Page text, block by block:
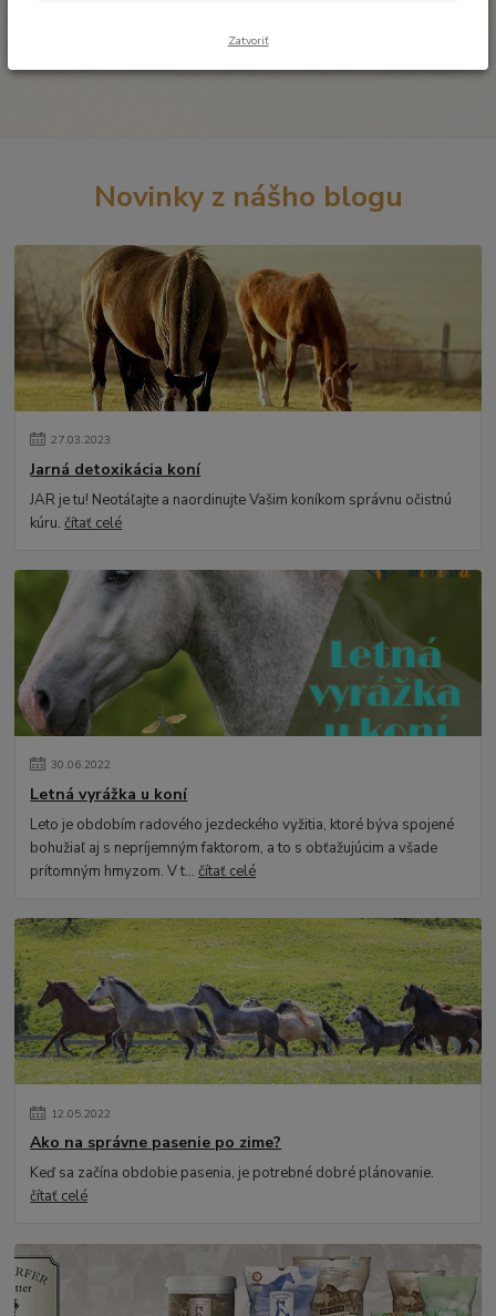
Novinky z nášho blogu
27.03.2023
Jarná detoxikácia koní
JAR je tu! Neotáľajte a naordinujte Vašim koníkom správnu očistnú
kúru.čítať celé
30.06.2022
Letná vyrážka u koní
Leto je obdobím radového jezdeckého vyžitia, ktoré býva spojené
bohužiaľ aj s nepríjemným faktorom, a to s obťažujúcim a všade
prítomným hmyzom. V t...čítať celé
12.05.2022
Ako na správne pasenie po zime?
Keď sa začína obdobie pasenia, je potrebné dobré plánovanie.
čítať celé
Zatvoriť